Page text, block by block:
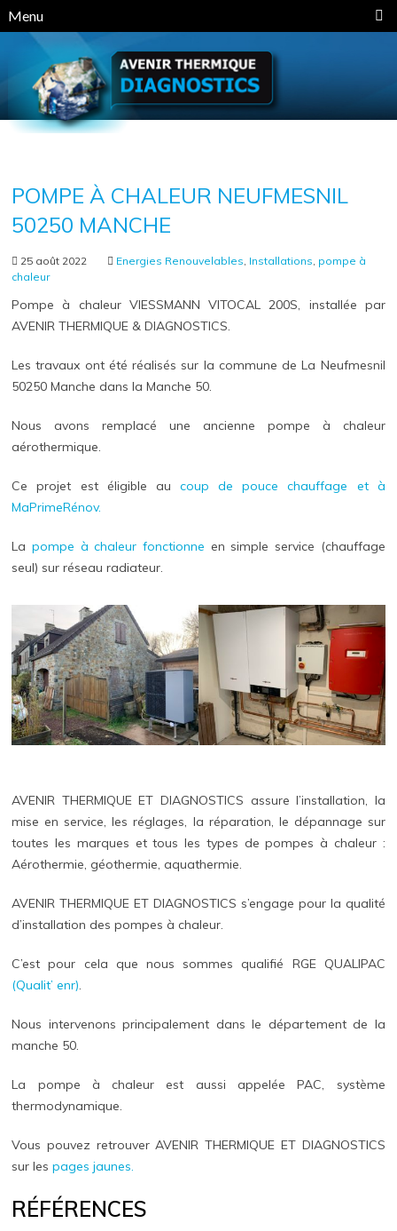
Menu
POMPE À CHALEUR NEUFMESNIL
50250 MANCHE
25 août 2022 Energies Renouvelables Installations pompe à
chaleur
Pompe à chaleur VIESSMANN VITOCAL 200S, installée par
AVENIR THERMIQUE & DIAGNOSTICS.
Les travaux ont été réalisés sur la commune de La Neufmesnil
50250 Manche dans la Manche 50.
Nous avons remplacé une ancienne pompe à chaleur
aérothermique.
Ce projet est éligible au coup de pouce chauffage et à
MaPrimeRénov.
La pompe à chaleur fonctionne en simple service (chauffage
seul) sur réseau radiateur.
AVENIR THERMIQUE ET DIAGNOSTICS assure l’installation, la
mise en service, les réglages, la réparation, le dépannage sur
toutes les marques et tous les types de pompes à chaleur :
Aérothermie, géothermie, aquathermie.
AVENIR THERMIQUE ET DIAGNOSTICS s’engage pour la qualité
d’installation des pompes à chaleur.
C’est pour cela que nous sommes qualifié RGE QUALIPAC
(Qualit’ enr).
Nous intervenons principalement dans le département de la
manche 50.
La pompe à chaleur est aussi appelée PAC, système
thermodynamique.
Vous pouvez retrouver AVENIR THERMIQUE ET DIAGNOSTICS
sur lespages jaunes.
RÉFÉRENCES
Panneau de gestion des cookies